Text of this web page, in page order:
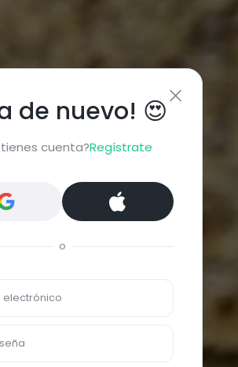
de nuevo! 😍
cuenta?Regístrate
o
electrónico